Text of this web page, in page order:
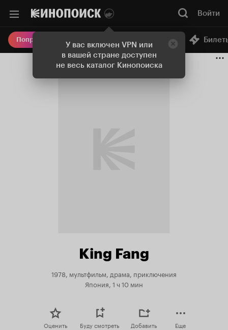
У вас включен VPN или
в вашей стране доступен
не весь каталог Кинопоиска
Войти
Попробовать Плюс Онлайн-кинотеатр
King Fang
1978, мультфильм, драма, приключения
Япония, 1 ч 10 мин
Оценить Буду смотреть Добавить Еще